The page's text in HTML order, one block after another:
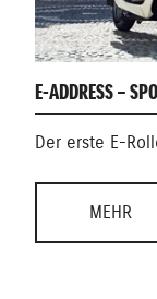
E-ADDRESS –
Der erste E-
MEHR